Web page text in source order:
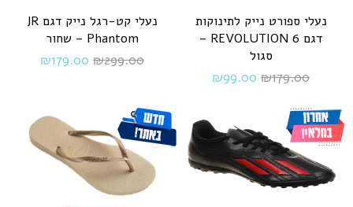
נעלי ספורט נייק לתינוקות
דגם REVOLUTION 6 –
סגול
₪179.00
₪99.00
נעלי קט-רגל נייק דגם JR
Phantom – שחור
₪299.00
₪179.00